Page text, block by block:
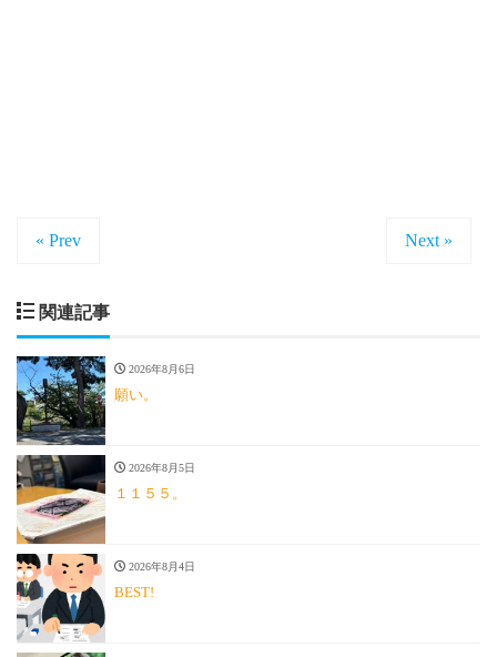
« Prev Next »
関連記事
2026年8月6日
願い。
2026年8月5日
１１５５。
2026年8月4日
BEST!